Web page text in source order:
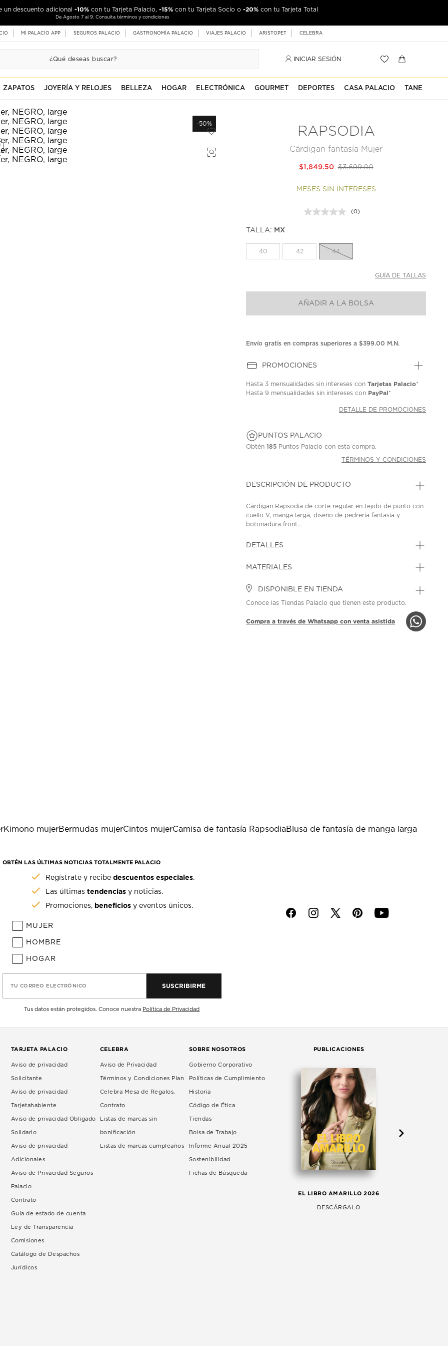
un descuento adicional -10% con tu Tarjeta Palacio, -15% con tu Tarjeta Socio o -20% con tu Tarjeta Total
De Agosto 7 al 9. Consulta términos y condiciones
MI PALACIO APP SEGUROS PALACIO GASTRONOMÍA PALACIO VIAJES PALACIO ARISTOPET CELEBRA
INICIAR SESIÓN
ZAPATOS JOYERÍA Y RELOJES BELLEZA HOGAR ELECTRÓNICA GOURMET DEPORTES CASA PALACIO TANE
-50%
RAPSODIA
Cárdigan fantasía Mujer
$3,699.00
$1,849.50
MESES SIN INTERESES
Sin
(0)
TALLA: MX
40 42 44
GUÍA DE TALLAS
AÑADIR A LA BOLSA
Envío gratis en compras superiores a $399.00 M.N.
PROMOCIONES
Hasta 3 mensualidades sin intereses conTarjetas Palacio*
Hasta9 mensualidades sin intereses con PayPal*
DETALLE DE PROMOCIONES
PUNTOS PALACIO
Obtén185 Puntos Palacio con esta compra.
TÉRMINOS Y CONDICIONES
DESCRIPCIÓN DE PRODUCTO
Cárdigan Rapsodia de corte regular en tejido de punto con
cuello V, manga larga, diseño de pedrería fantasía y
botonadura front...
DETALLES
MATERIALES
DISPONIBLE EN TIENDA
Conoce las Tiendas Palacio que tienen este producto.
Compra a través de Whatsapp con venta asistida
Kimono mujerBermudas mujerCintos mujerCamisa de fantasía RapsodiaBlusa de fantasía de manga larga
OBTÉN LAS ÚLTIMAS NOTICIAS TOTALMENTE PALACIO
Regístrate y recibedescuentos especiales.
Las últimastendencias y noticias.
Promociones, beneficios y eventos únicos.
MUJER
HOMBRE
HOGAR
TU CORREO ELECTRÓNICO SUSCRIBIRME
Tus datos están protegidos. Conoce nuestra Política de Privacidad
f i p y
TARJETA PALACIO
Aviso de privacidad
Solicitante
Aviso de privacidad
Tarjetahabiente
Aviso de privacidad Obligado
Solidario
Aviso de privacidad
Adicionales
Aviso de Privacidad Seguros
Palacio
Contrato
Guía de estado de cuenta
Ley de Transparencia
Comisiones
Catálogo de Despachos
Jurídicos
CELEBRA
Aviso de Privacidad
Términos y Condiciones Plan
Celebra Mesa de Regalos.
Contrato
Listas de marcas sin
bonificación
Listas de marcas cumpleaños
SOBRE NOSOTROS
Gobierno Corporativo
Políticas de Cumplimiento
Historia
Código de Ética
Tiendas
Bolsa de Trabajo
Informe Anual 2025
Sostenibilidad
Fichas de Búsqueda
PUBLICACIONES
EL LIBRO AMARILLO 2026
DESCÁRGALO